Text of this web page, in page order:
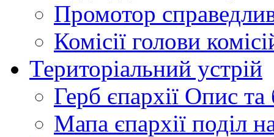
Промотор
Комісії голови
Територіальний устрій
Герб єпархії Опис та
Мапа єпархії поділ